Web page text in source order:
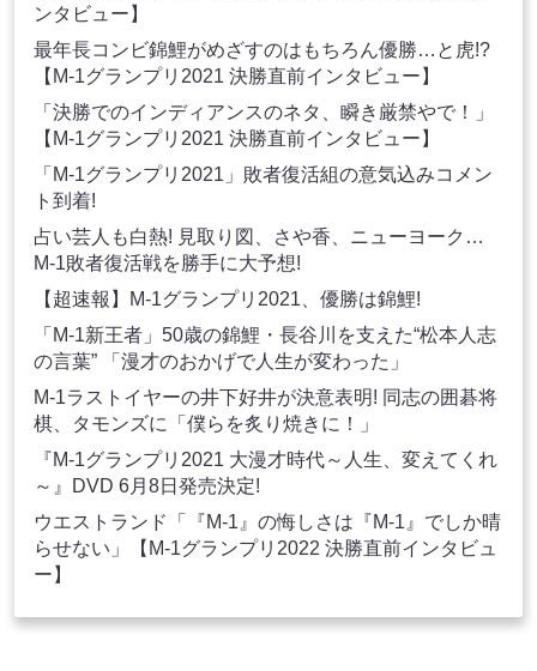
ンタビュー】
最年長コンビ錦鯉がめざすのはもちろん優勝…と虎!?
【M-1グランプリ2021 決勝直前インタビュー】
「決勝でのインディアンスのネタ、瞬き厳禁やで！」
【M-1グランプリ2021 決勝直前インタビュー】
「M-1グランプリ2021」敗者復活組の意気込みコメン
ト到着!
占い芸人も白熱! 見取り図、さや香、ニューヨーク…
M-1敗者復活戦を勝手に大予想!
【超速報】M-1グランプリ2021、優勝は錦鯉!
「M-1新王者」50歳の錦鯉・長谷川を支えた“松本人志
の言葉” 「漫才のおかげで人生が変わった」
M-1ラストイヤーの井下好井が決意表明! 同志の囲碁将
棋、タモンズに「僕らを炙り焼きに！」
『M-1グランプリ2021 大漫才時代～人生、変えてくれ
～』DVD 6月8日発売決定!
ウエストランド「『M-1』の悔しさは『M-1』でしか晴
らせない」【M-1グランプリ2022 決勝直前インタビュ
ー】